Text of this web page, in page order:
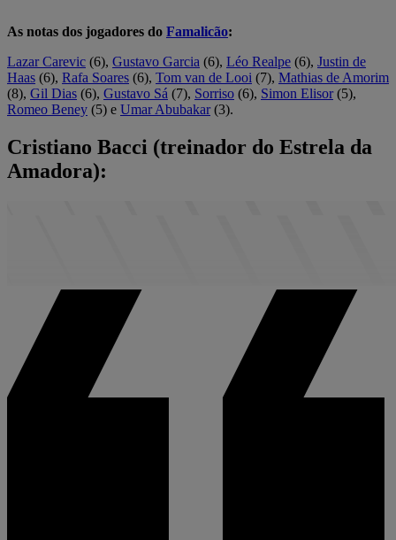
As notas dos jogadores do Famalicão:
Lazar Carevic (6), Gustavo Garcia (6), Léo Realpe (6), Justin de
Haas (6), Rafa Soares (6), Tom van de Looi (7), Mathias de Amorim
(8), Gil Dias (6), Gustavo Sá (7), Sorriso (6), Simon Elisor(5),
Romeo Beney (5) e Umar Abubakar(3).
Cristiano Bacci (treinador do Estrela da
Amadora):